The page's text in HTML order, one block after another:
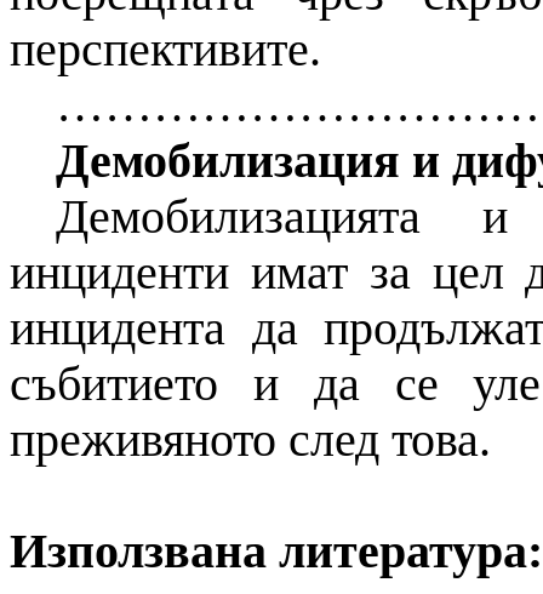
перспективите.
Демобилизация и
Демобилизацията
инциденти имат за цел
инцидента да
събитието и да се
преживяното след това.
Използвана литература: